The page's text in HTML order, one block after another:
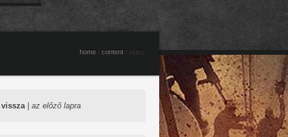
home / content / video
vissza| az előző lapra